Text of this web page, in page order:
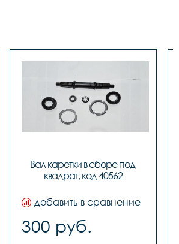
Вал каретки в сборе под
квадрат, код 40562
добавить в сравнение
300 руб.